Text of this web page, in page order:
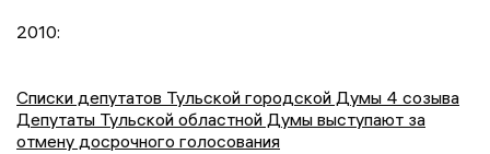
2010:
Списки депутатов Тульской городской Думы 4 созыва
Депутаты Тульской областной Думы выступают за
отмену досрочного голосования